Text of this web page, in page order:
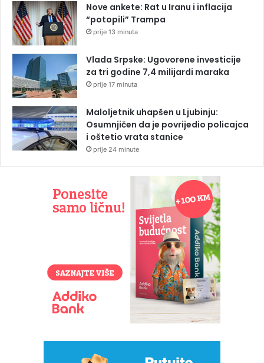
Nove ankete: Rat u Iranu i inflacija
“potopili” Trampa
prije 13 minuta
Vlada Srpske: Ugovorene investicije
za tri godine 7,4 milijardi maraka
prije 17 minuta
Maloljetnik uhapšen u Ljubinju:
Osumnjičen da je povrijedio policajca
i oštetio vrata stanice
prije 24 minute